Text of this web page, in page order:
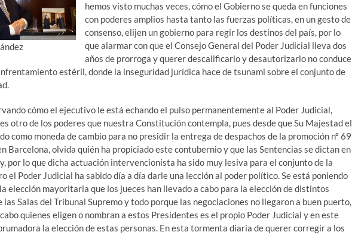
hemos visto muchas veces, cómo el Gobierno se queda en funciones
con poderes amplios hasta tanto las fuerzas políticas, en un gesto de
consenso, elijen un gobierno para regir los destinos del país, por lo
que alarmar con que el Consejo General del Poder Judicial lleva dos
años de prorroga y querer descalificarlo y desautorizarlo no conduce
estéril, donde la inseguridad jurídica hace de tsunami sobre el conjunto de
cómo el ejecutivo le está echando el pulso permanentemente al Poder Judicial,
otro de los poderes que nuestra Constitución contempla, pues desde que Su Majestad el
como moneda de cambio para no presidir la entrega de despachos de la promoción nº 69
Barcelona, olvida quién ha propiciado este contubernio y que las Sentencias se dictan en
por lo que dicha actuación intervencionista ha sido muy lesiva para el conjunto de la
el Poder Judicial ha sabido día a día darle una lección al poder político. Se está poniendo
elección mayoritaria que los jueces han llevado a cabo para la elección de distintos
las Salas del Tribunal Supremo y todo porque las negociaciones no llegaron a buen puerto,
quienes eligen o nombran a estos Presidentes es el propio Poder Judicial y en este
la elección de estas personas. En esta tormenta diaria de querer corregir a los